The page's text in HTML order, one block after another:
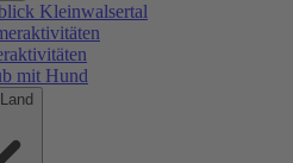
Kleinwalsertal
mit Hund